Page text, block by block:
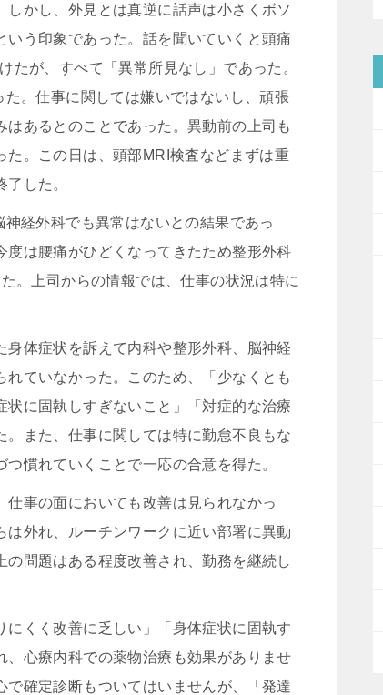
かし、外見とは真逆に話声は小さくボソ
う印象であった。話を聞いていくと頭痛
たが、すべて「異常所見なし」であった。
。仕事に関しては嫌いではないし、頑張
あるとのことであった。異動前の上司も
。この日は、頭部MRI検査などまずは重
した。
経外科でも異常はないとの結果であっ
は腰痛がひどくなってきたため整形外科
。上司からの情報では、仕事の状況は特に
体症状を訴えて内科や整形外科、脳神経
ていなかった。このため、「少なくとも
に固執しすぎないこと」「対症的な治療
また、仕事に関しては特に勤怠不良もな
慣れていくことで一応の合意を得た。
事の面においても改善は見られなかっ
外れ、ルーチンワークに近い部署に異動
問題はある程度改善され、勤務を継続し
くく改善に乏しい」「身体症状に固執す
心療内科での薬物治療も効果がありませ
確定診断もついてはいませんが、「発達